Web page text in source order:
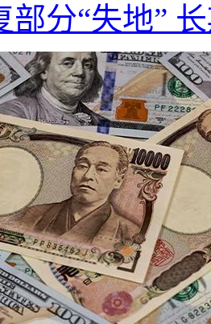
部分“失地”